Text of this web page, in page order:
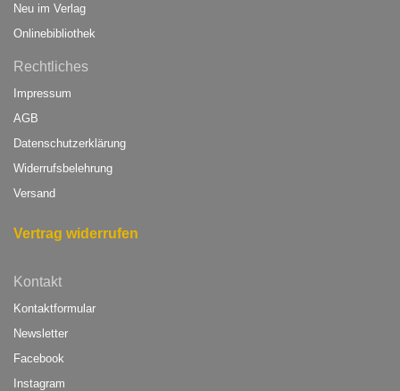
Neu im Verlag
Onlinebibliothek
Rechtliches
Impressum
AGB
Datenschutzerklärung
Widerrufsbelehrung
Versand
Vertrag widerrufen
Kontakt
Kontaktformular
Newsletter
Facebook
Instagram